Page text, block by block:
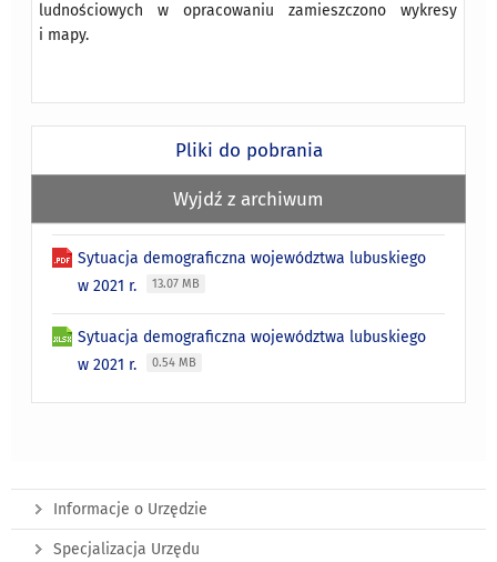
ludnościowych w opracowaniu zamieszczono wykresy
i mapy.
Pliki do pobrania
Wyjdź z archiwum
Sytuacja demograficzna województwa lubuskiego
w 2021 r.
13.07 MB
Sytuacja demograficzna województwa lubuskiego
w 2021 r.
0.54 MB
Informacje o Urzędzie
Specjalizacja Urzędu